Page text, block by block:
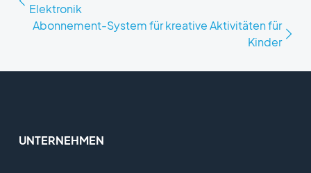
Elektronik
Abonnement-System für kreative Aktivitäten für
Kinder
UNTERNEHMEN